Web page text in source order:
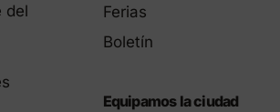
del
Ferias
Boletín
Equipamos la ciudad